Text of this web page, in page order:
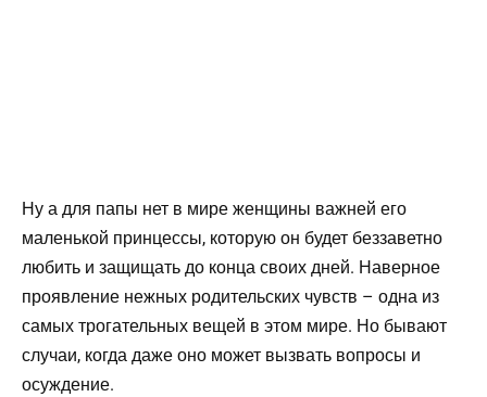
Ну а для папы нет в мире женщины важней его
маленькой принцессы, которую он будет беззаветно
любить и защищать до конца своих дней. Наверное
проявление нежных родительских чувств – одна из
самых трогательных вещей в этом мире. Но бывают
случаи, когда даже оно может вызвать вопросы и
осуждение.